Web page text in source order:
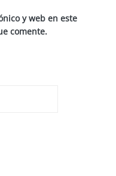
y web en este
comente.